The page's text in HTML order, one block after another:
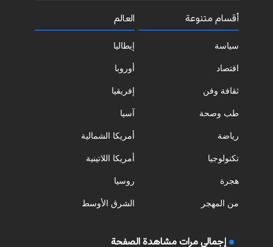
أقسام متنوعة
سياسة
اقتصاد
ثقافة وفن
طب وصحة
رياضة
تكنولوجيا
هجرة
من المهجر
العالم
إيطاليا
أوروبا
إفريقيا
آسيا
أمريكا الشمالية
أمريكا اللاتينية
روسيا
الشرق الأوسط
إجمالي مرات مشاهدة الصفحة